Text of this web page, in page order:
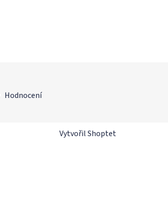
Hodnocení
Vytvořil Shoptet